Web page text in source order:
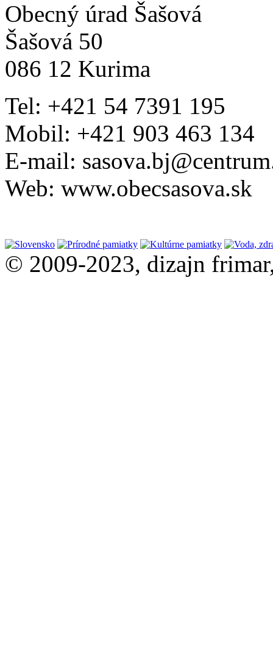
Obecný úrad Šašová
Šašová 50
086 12 Kurima
Tel: +421 54 7391 195
Mobil: +421 903 463 134
E-mail:
Web: www.obecsasova.sk
© 2009-2023, dizajn